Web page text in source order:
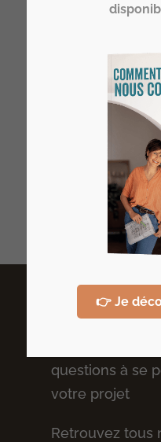
>> Notre
Vous rêvez de
architecte
>> Rejoignez
et concrétisez
Derniers articles
Plus de
questions à se
votre projet
Retrouvez tous
👉 Je